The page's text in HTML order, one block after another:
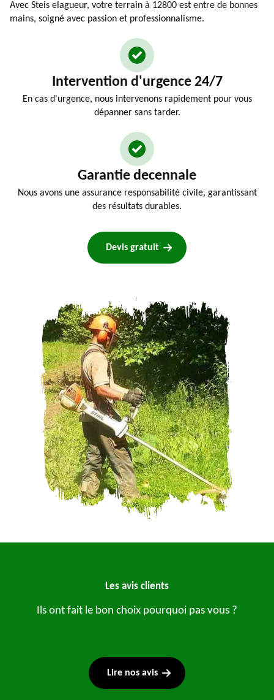
Avec Steis elagueur, votre terrain à 12800 est entre de bonnes
mains, soigné avec passion et professionnalisme.
Intervention d'urgence 24/7
En cas d'urgence, nous intervenons rapidement pour vous
dépanner sans tarder.
Garantie decennale
Nous avons une assurance responsabilité civile, garantissant
des résultats durables.
Devis gratuit
Les avis clients
Ils ont fait le bon choix pourquoi pas vous ?
Lire nos avis